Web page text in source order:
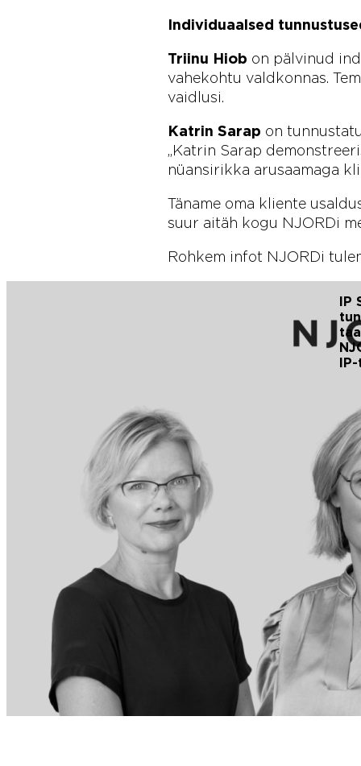
Individuaalsed
Triinu Hiob on pälvinud
vahekohtu valdkonnas.
vaidlusi.
Katrin Sarap on
„Katrin Sarap
nüansirikka arusaamaga
Täname oma kliente
suur aitäh kogu NJORDi
Rohkem infot NJORDi
IP